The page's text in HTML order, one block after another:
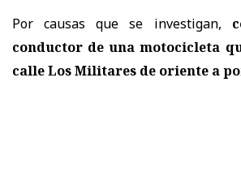
Por causas que se investigan,
conductor de una motocicleta
calle Los Militares de oriente a